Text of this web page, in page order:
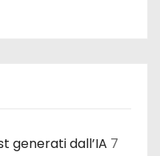
generati dall’IA 7